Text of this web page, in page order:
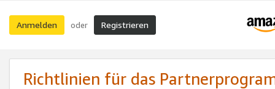
Anmelden oder Registrieren
Richtlinien für das